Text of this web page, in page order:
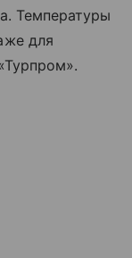
Температуры
для
».